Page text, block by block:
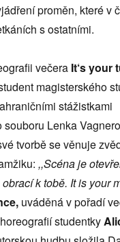
proměn, které v
s ostatními.
večera It‘s your
magisterského
stážistkami
souboru Lenka
tvorbě se věnuje
,,Scéna je
k tobě. It is your
uváděná v pořadí
studentky